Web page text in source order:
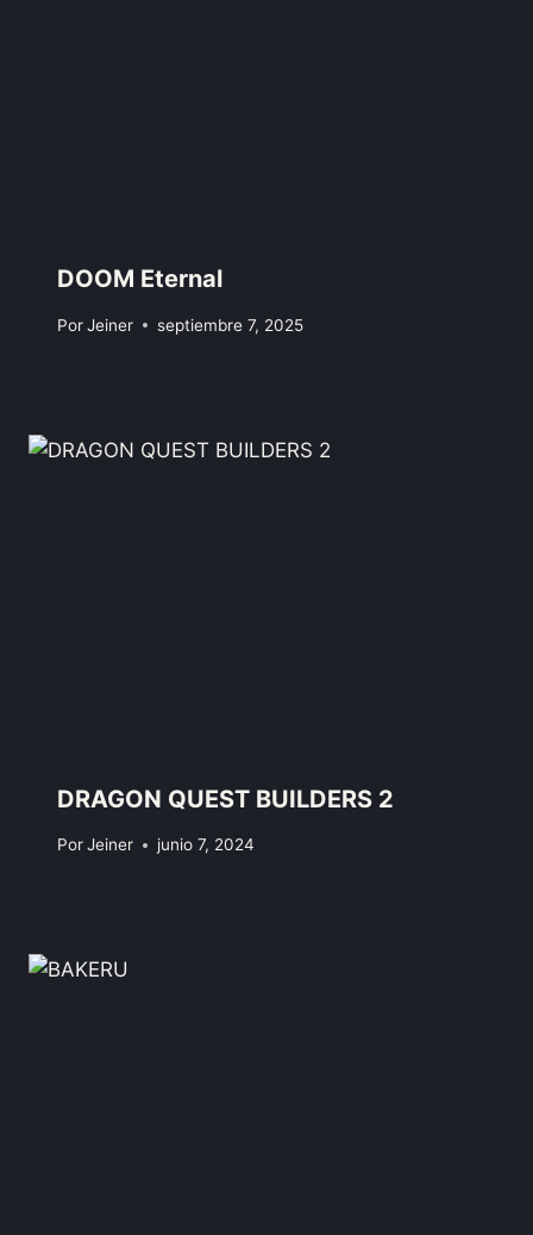
DOOM Eternal
PorJeiner septiembre 7, 2025
DRAGON QUEST BUILDERS 2
PorJeiner junio 7, 2024